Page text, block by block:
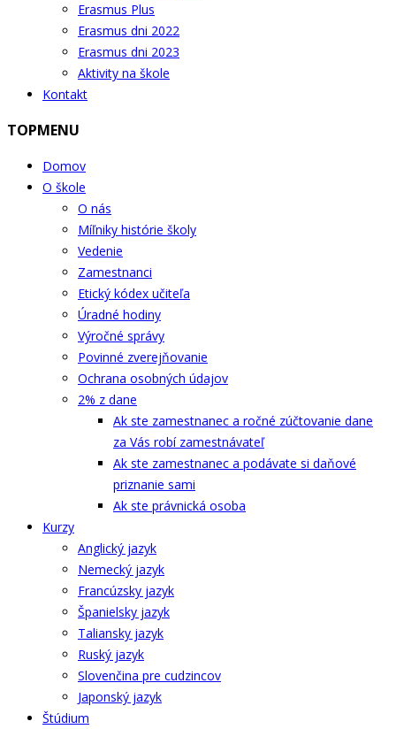
Erasmus Plus
Erasmus dni 2022
Erasmus dni 2023
Aktivity na škole
Kontakt
TOPMENU
Domov
O škole
O nás
Míľniky histórie školy
Vedenie
Zamestnanci
Etický kódex učiteľa
Úradné hodiny
Výročné správy
Povinné zverejňovanie
Ochrana osobných údajov
2% z dane
Ak ste zamestnanec a ročné zúčtovanie dane
za Vás robí zamestnávateľ
Ak ste zamestnanec a podávate si daňové
priznanie sami
Ak ste právnická osoba
Kurzy
Anglický jazyk
Nemecký jazyk
Francúzsky jazyk
Španielsky jazyk
Taliansky jazyk
Ruský jazyk
Slovenčina pre cudzincov
Japonský jazyk
Štúdium